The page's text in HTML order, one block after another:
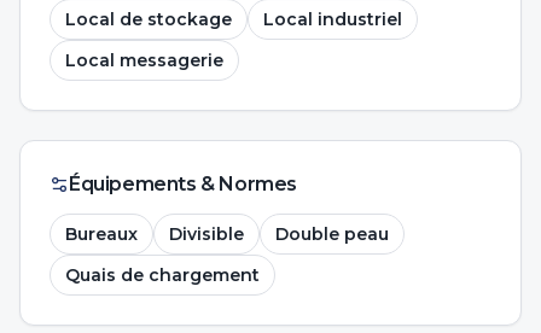
Local de stockage
Local industriel
Local messagerie
Équipements & Normes
Bureaux Divisible
Double peau
Quais de chargement